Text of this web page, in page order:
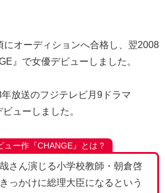
にオーディションへ合格し、翌2008
』で女優デビューしました。
放送のフジテレビ月9ドラマ
ューしました。
ー作『CHANGE』とは？
さん演じる小学校教師・朝倉啓
っかけに総理大臣になるという